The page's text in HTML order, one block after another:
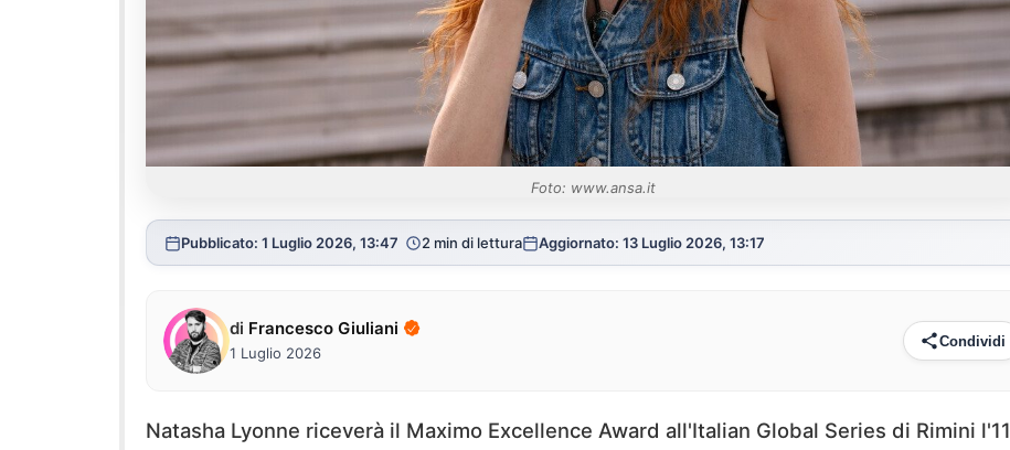
Foto: www.ansa.it
Pubblicato: 1 Luglio 2026, 13:47 2 min di lettura Aggiornato: 13 Luglio 2026, 13:17
di Francesco Giuliani
1 Luglio 2026
Condividi
Natasha Lyonne riceverà il Maximo Excellence Award all'Italian Global Series di Rimini l'11